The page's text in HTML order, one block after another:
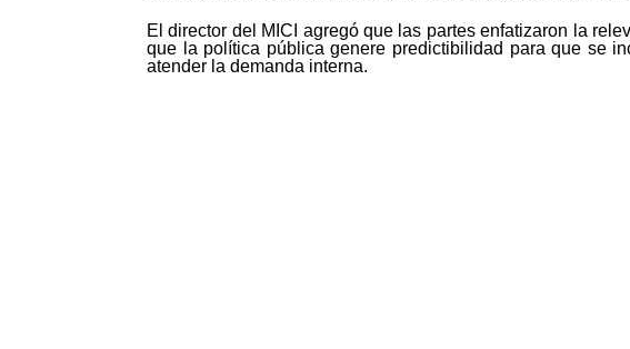
El director del MICI agregó que las partes enfatizaron la
que la política pública genere predictibilidad para que se
atender la demanda interna.